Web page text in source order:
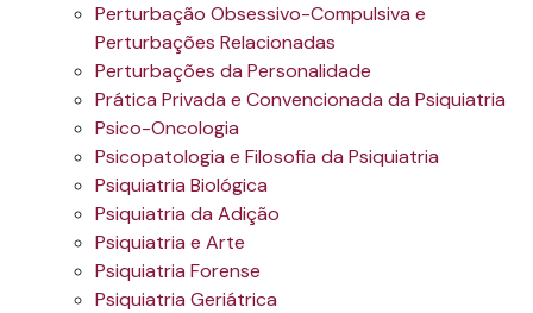
Perturbação Obsessivo-Compulsiva e
Perturbações Relacionadas
Perturbações da Personalidade
Prática Privada e Convencionada da Psiquiatria
Psico-Oncologia
Psicopatologia e Filosofia da Psiquiatria
Psiquiatria Biológica
Psiquiatria da Adição
Psiquiatria e Arte
Psiquiatria Forense
Psiquiatria Geriátrica